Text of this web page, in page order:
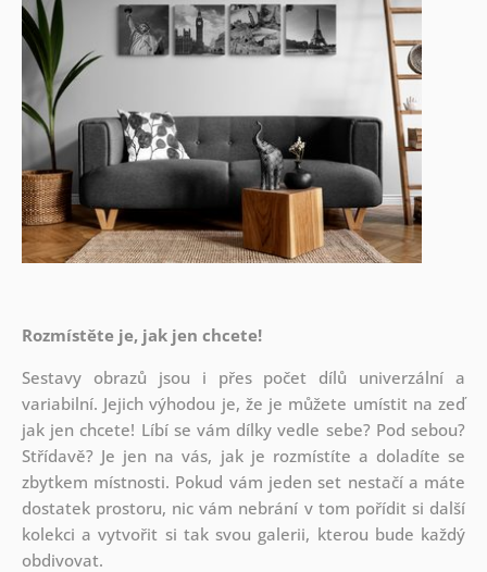
Rozmístěte je, jak jen chcete!
Sestavy obrazů jsou i přes počet dílů univerzální a
variabilní. Jejich výhodou je, že je můžete umístit na zeď
jak jen chcete! Líbí se vám dílky vedle sebe? Pod sebou?
Střídavě? Je jen na vás, jak je rozmístíte a doladíte se
zbytkem místnosti. Pokud vám jeden set nestačí a máte
dostatek prostoru, nic vám nebrání v tom pořídit si další
kolekci a vytvořit si tak svou galerii, kterou bude každý
obdivovat.